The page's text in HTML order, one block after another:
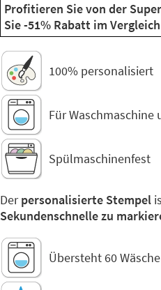
Profitieren Sie von der
Sie -51% Rabatt im
100% personalisiert
Für Waschmaschine
Spülmaschinenfest
Derpersonalisierte Stempel
Sekundenschnelle zu
Übersteht 60